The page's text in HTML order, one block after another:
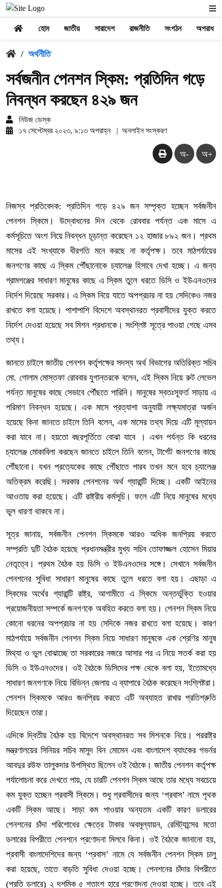
হোম জাতীয় সারাদেশ রাজনীতি সংগঠন অপরাধ
/ অর্থনীতি
সর্বজনীন পেনশন স্কিম: প্রতিদিন গড়ে
নিবন্ধন করছেন ৪২৯ জন
নিউজ ডেস্ক
১৭ সেপ্টেম্বর ২০২৩, ৯:১৩ অপরাহ্ন
| অনলাইন সংস্করণ
অ- অ+
নিজস্ব প্রতিবেদক: প্রতিদিন গড়ে ৪২৯ জন সম্পৃক্ত হচ্ছেন সর্বজনীন
পেনশন স্কিমে। উদ্বোধনের দিন থেকে রোববার পর্যন্ত এক মাসে এ
কর্মসূচিতে অংশ নিয়ে নিবন্ধন চূড়ান্ত করেছেন ১২ হাজার ৮৯২ জন। প্রথম
মাসের এই সংখ্যাকে ধীরগতি মনে করছে না কর্তৃপক্ষ। তবে মাঠপর্যায়ের
জনগণের কাছে এ স্কিম পৌঁছানোকে চ্যালেঞ্জ হিসাবে দেখা হচ্ছে। এ জন্য
গ্রামগঞ্জের সাধারণ মানুষের কাছে এ স্কিম তুলে ধরতে ডিসি ও ইউএনওদের
নির্দেশ দিয়েছে সরকার। এ স্কিম নিয়ে যাতে অপপ্রচার না হয় সেদিকেও নজর
রাখতে বলা হয়েছে। পাশাপাশি বিদেশে অবস্থানরত প্রবাসীদের যুক্ত করতে
নির্দেশ দেওয়া হয়েছে সব মিশন প্রধানকে। সংশ্লিষ্ট সূত্রে পাওয়া গেছে এসব
তথ্য।
জানতে চাইলে জাতীয় পেনশন কর্তৃপক্ষের সদস্য অর্থ বিভাগের অতিরিক্ত সচিব
মো. গোলাম মোস্তফা রোববার যুগান্তরকে বলেন, এই স্কিম নিয়ে রুট লেভেল
পর্যন্ত মানুষের কাছে সেভাবে পৌঁছতে পারিনি। মানুষের স্বতঃস্ফূর্ত সাড়ায় এ
পরিমাণ নিবন্ধন হয়েছে। এক মাসে প্রত্যাশা অনুযায়ী লক্ষ্যমাত্রা অর্জন
হয়েছে কিনা জানতে চাইলে তিনি বলেন, এক মাসের তথ্য দিয়ে এটি মূল্যায়ন
করা যাবে না। হয়তো বছরপূর্তিতে বোঝা যাবে । এখন পর্যন্ত কি ধরনের
চ্যালেঞ্জ মোকাবিলা করছেন জানতে চাইলে তিনি বলেন, টার্গেট জনগণের কাছে
পৌঁছানো। যখন প্রত্যেকের কাছে পৌঁছাতে পারব তখন মনে হবে চ্যালেঞ্জ
অতিক্রম করেছি। সরকার পেনশনের অর্থ গ্যারান্টি দিচ্ছে। একটি আইনের
আওতায় করা হয়েছে। এটি রাষ্ট্রীয় কর্মসূচি। ফলে এটি নিয়ে মানুষের মধ্যে
ভুল ধারণা থাকবে না।
সূত্র জানায়, সর্বজনীন পেনশন স্কিমকে আরও অধিক জনপ্রিয় করতে
সম্প্রতি দুটি বৈঠক হয়েছে প্রধানমন্ত্রীর মুখ্য সচিব তোফাজ্জল হোসেন মিয়ার
নেতৃত্বে। প্রথম বৈঠক হয় ডিসি ও ইউএনওদের সঙ্গে। সেখানে সর্বজনীন
পেনশনের সুবিধা সাধারণ মানুষের কাছে তুলে ধরতে বলা হয়। এছাড়া এ
স্কিমের অর্থের গ্যারান্টি রাষ্ট্র, আগামীতে এ স্কিমে অন্তর্ভুক্তি হওয়ার
প্রয়োজনীয়তা সম্পর্কে জনগণকে অবহিত করতে বলা হয়। পেনশন স্কিম নিয়ে
কোনো ধরনের অপপ্রচার না হয় সেদিকে নজর রাখতে বলা হয়েছে। কারণ
মাঠপর্যায়ে সর্বজনীন পেনশন স্কিম নিয়ে সাধারণ মানুষকে এক শ্রেণির মানুষ
মিথ্যা ও ভুল বোঝাচ্ছে তা সরকারের নজরে আসার পর এ নিয়ে সতর্ক করা হয়
ডিসি ও ইউএনওদের। ওই বৈঠকে ডিসিদের পক্ষ থেকে বলা হয়, ইতোমধ্যে
সাধারণ জনগণকে নিয়ে বিভিন্ন জেলায় এ ব্যাপারে বৈঠক করেছেন সংশ্লিষ্টরা।
পেনশন স্কিমকে আরও জনপ্রিয় করতে এটি অব্যাহত রাখার প্রতিশ্রুতি
দিয়েছেন তারা।
এদিকে দ্বিতীয় বৈঠক হয় বিদেশে অবস্থানরত সব মিশনকে নিয়ে। পররাষ্ট্র
মন্ত্রণালয়ের সিনিয়র সচিব মাসুদ বিন মোমেন এবং বাংলাদেশ ব্যাংকের গভর্নর
আবদুর রউফ তালুকদার উপস্থিত ছিলেন ওই বৈঠকে। জাতীয় পেনশন কর্তৃপক্ষ
পর্যালোচনা করে দেখতে পায়, যে চারটি পেনশন স্কিম আছে তার মধ্যে সবচেয়ে
কম যুক্ত হচ্ছেন প্রবাসী স্কিমে। শুধু প্রবাসীদের জন্য ‘প্রবাস’ নামে পৃথক
একটি স্কিম আছে। সাড়া কম পাওয়ার অন্যতম একটি কারণ ডলারের
পেনশনের চাঁদা পরিশোধের ক্ষেত্রে টাকার অবমূল্যায়ন, রেমিট্যান্সের মতো
ডলারের বিপরীতে পেনশনে প্রণোদনা মিলবে কিনা। ওই বৈঠকে জানানো হয়,
প্রবাসী বাংলাদেশিদের জন্য ‘প্রবাস’ নামে যে সর্বজনীন পেনশন স্কিম চালু
করা হয়েছে, তাতে বাড়তি সুবিধা দেওয়া হচ্ছে। পেনশনের চাঁদার বিপরীতে
(প্রতি ডলারে) ২ দশমিক ৫ শতাংশ হারে প্রণোদনা দেওয়া হচ্ছে। তবে এই